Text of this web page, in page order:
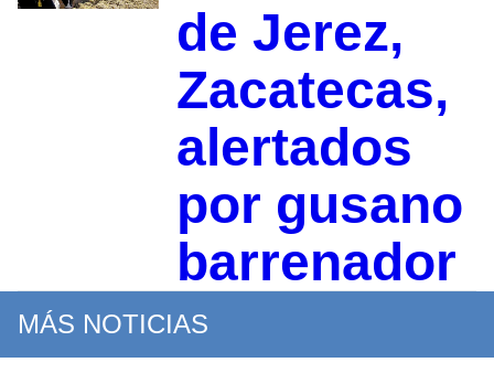
de Jerez,
Zacatecas,
alertados
por gusano
barrenador
MÁS NOTICIAS